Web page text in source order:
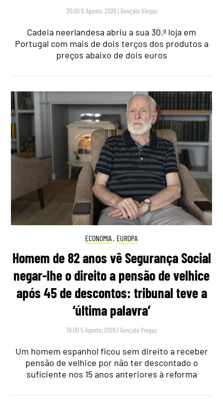
20:00 6 Agosto, 2026 | Gonçalo Viegas
Cadeia neerlandesa abriu a sua 30.ª loja em
Portugal com mais de dois terços dos produtos a
preços abaixo de dois euros
ECONOMIA , EUROPA
Homem de 82 anos vê Segurança Social
negar-lhe o direito a pensão de velhice
após 45 de descontos: tribunal teve a
‘última palavra’
19:00 5 Agosto, 2026 | Gonçalo Viegas
Um homem espanhol ficou sem direito a receber
pensão de velhice por não ter descontado o
suficiente nos 15 anos anteriores à reforma